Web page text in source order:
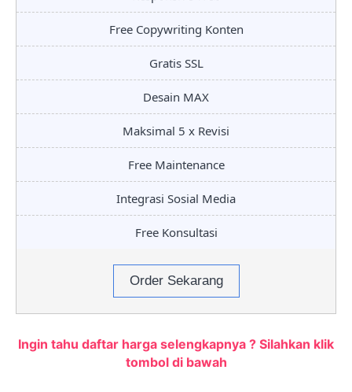
Free Copywriting Konten
Gratis SSL
Desain MAX
Maksimal 5 x Revisi
Free Maintenance
Integrasi Sosial Media
Free Konsultasi
Order Sekarang
Ingin tahu daftar harga selengkapnya ? Silahkan klik
tombol di bawah